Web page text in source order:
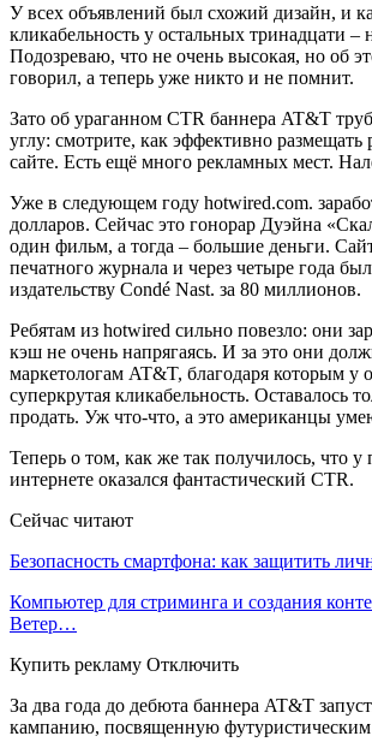
У всех объявлений был схожий дизайн, и
кликабельность у остальных тринадцати –
Подозреваю, что не очень высокая, но об
говорил, а теперь уже никто и не помнит.
Зато об ураганном CTR баннера AT&T
углу: смотрите, как эффективно
сайте. Есть ещё много рекламных мест.
Уже в следующем году hotwired.com.
долларов. Сейчас это гонорар Дуэйна
один фильм, а тогда – большие деньги.
печатного журнала и через четыре года
издательству Condé Nast. за 80 миллионов.
Ребятам из hotwired сильно повезло: они
кэш не очень напрягаясь. И за это они
маркетологам AT&T, благодаря которым у
суперкрутая кликабельность. Оставалось
продать. Уж что-что, а это американцы
Теперь о том, как же так получилось, что у
интернете оказался фантастический CTR.
Сейчас читают
Безопасность смартфона: как защитить
Компьютер для стриминга и создания
Ветер…
Купить рекламу Отключить
За два года до дебюта баннера AT&T
кампанию, посвященную футуристическим